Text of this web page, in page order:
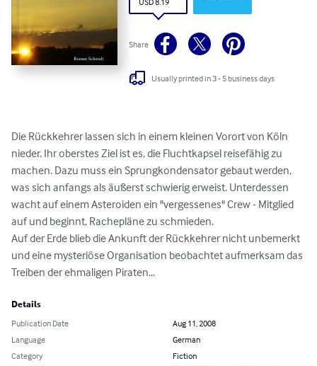
Share
Usually printed in 3 - 5 business days
Die Rückkehrer lassen sich in einem kleinen Vorort von Köln
nieder. Ihr oberstes Ziel ist es, die Fluchtkapsel reisefähig zu
machen. Dazu muss ein Sprungkondensator gebaut werden,
was sich anfangs als äußerst schwierig erweist. Unterdessen
wacht auf einem Asteroiden ein "vergessenes" Crew - Mitglied
auf und beginnt, Rachepläne zu schmieden.
Auf der Erde blieb die Ankunft der Rückkehrer nicht unbemerkt
und eine mysteriöse Organisation beobachtet aufmerksam das
Treiben der ehmaligen Piraten...
Details
Publication Date
Aug 11, 2008
Language
German
Category
Fiction